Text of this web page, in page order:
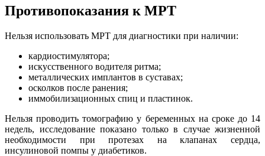
Противопоказания к МРТ
Нельзя использовать МРТ для диагностики при наличии:
кардиостимулятора;
искусственного водителя ритма;
металлических имплантов в суставах;
осколков после ранения;
иммобилизационных спиц и пластинок.
Нельзя проводить томографию у беременных на сроке до 14
недель, исследование показано только в случае жизненной
необходимости при протезах на клапанах сердца,
инсулиновой помпы у диабетиков.